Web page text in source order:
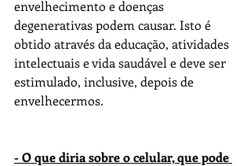
envelhecimento e doenças
degenerativas podem causar. Isto é
obtido através da educação, atividades
intelectuais e vida saudável e deve ser
estimulado, inclusive, depois de
envelhecermos.
- O que diria sobre o celular, que pode